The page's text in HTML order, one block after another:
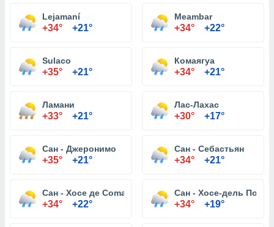
Lejamaní
+34° +21°
Meambar
+34° +22°
Sulaco
+35° +21°
Комаягуа
+34° +21°
Ламани
+33° +21°
Лас-Лахас
+30° +17°
Сан - Джеронимо
+35° +21°
Сан - Себастьян
+34° +21°
Сан - Хосе де Comayagua
+34° +22°
Сан - Хосе-дель
+34° +19°